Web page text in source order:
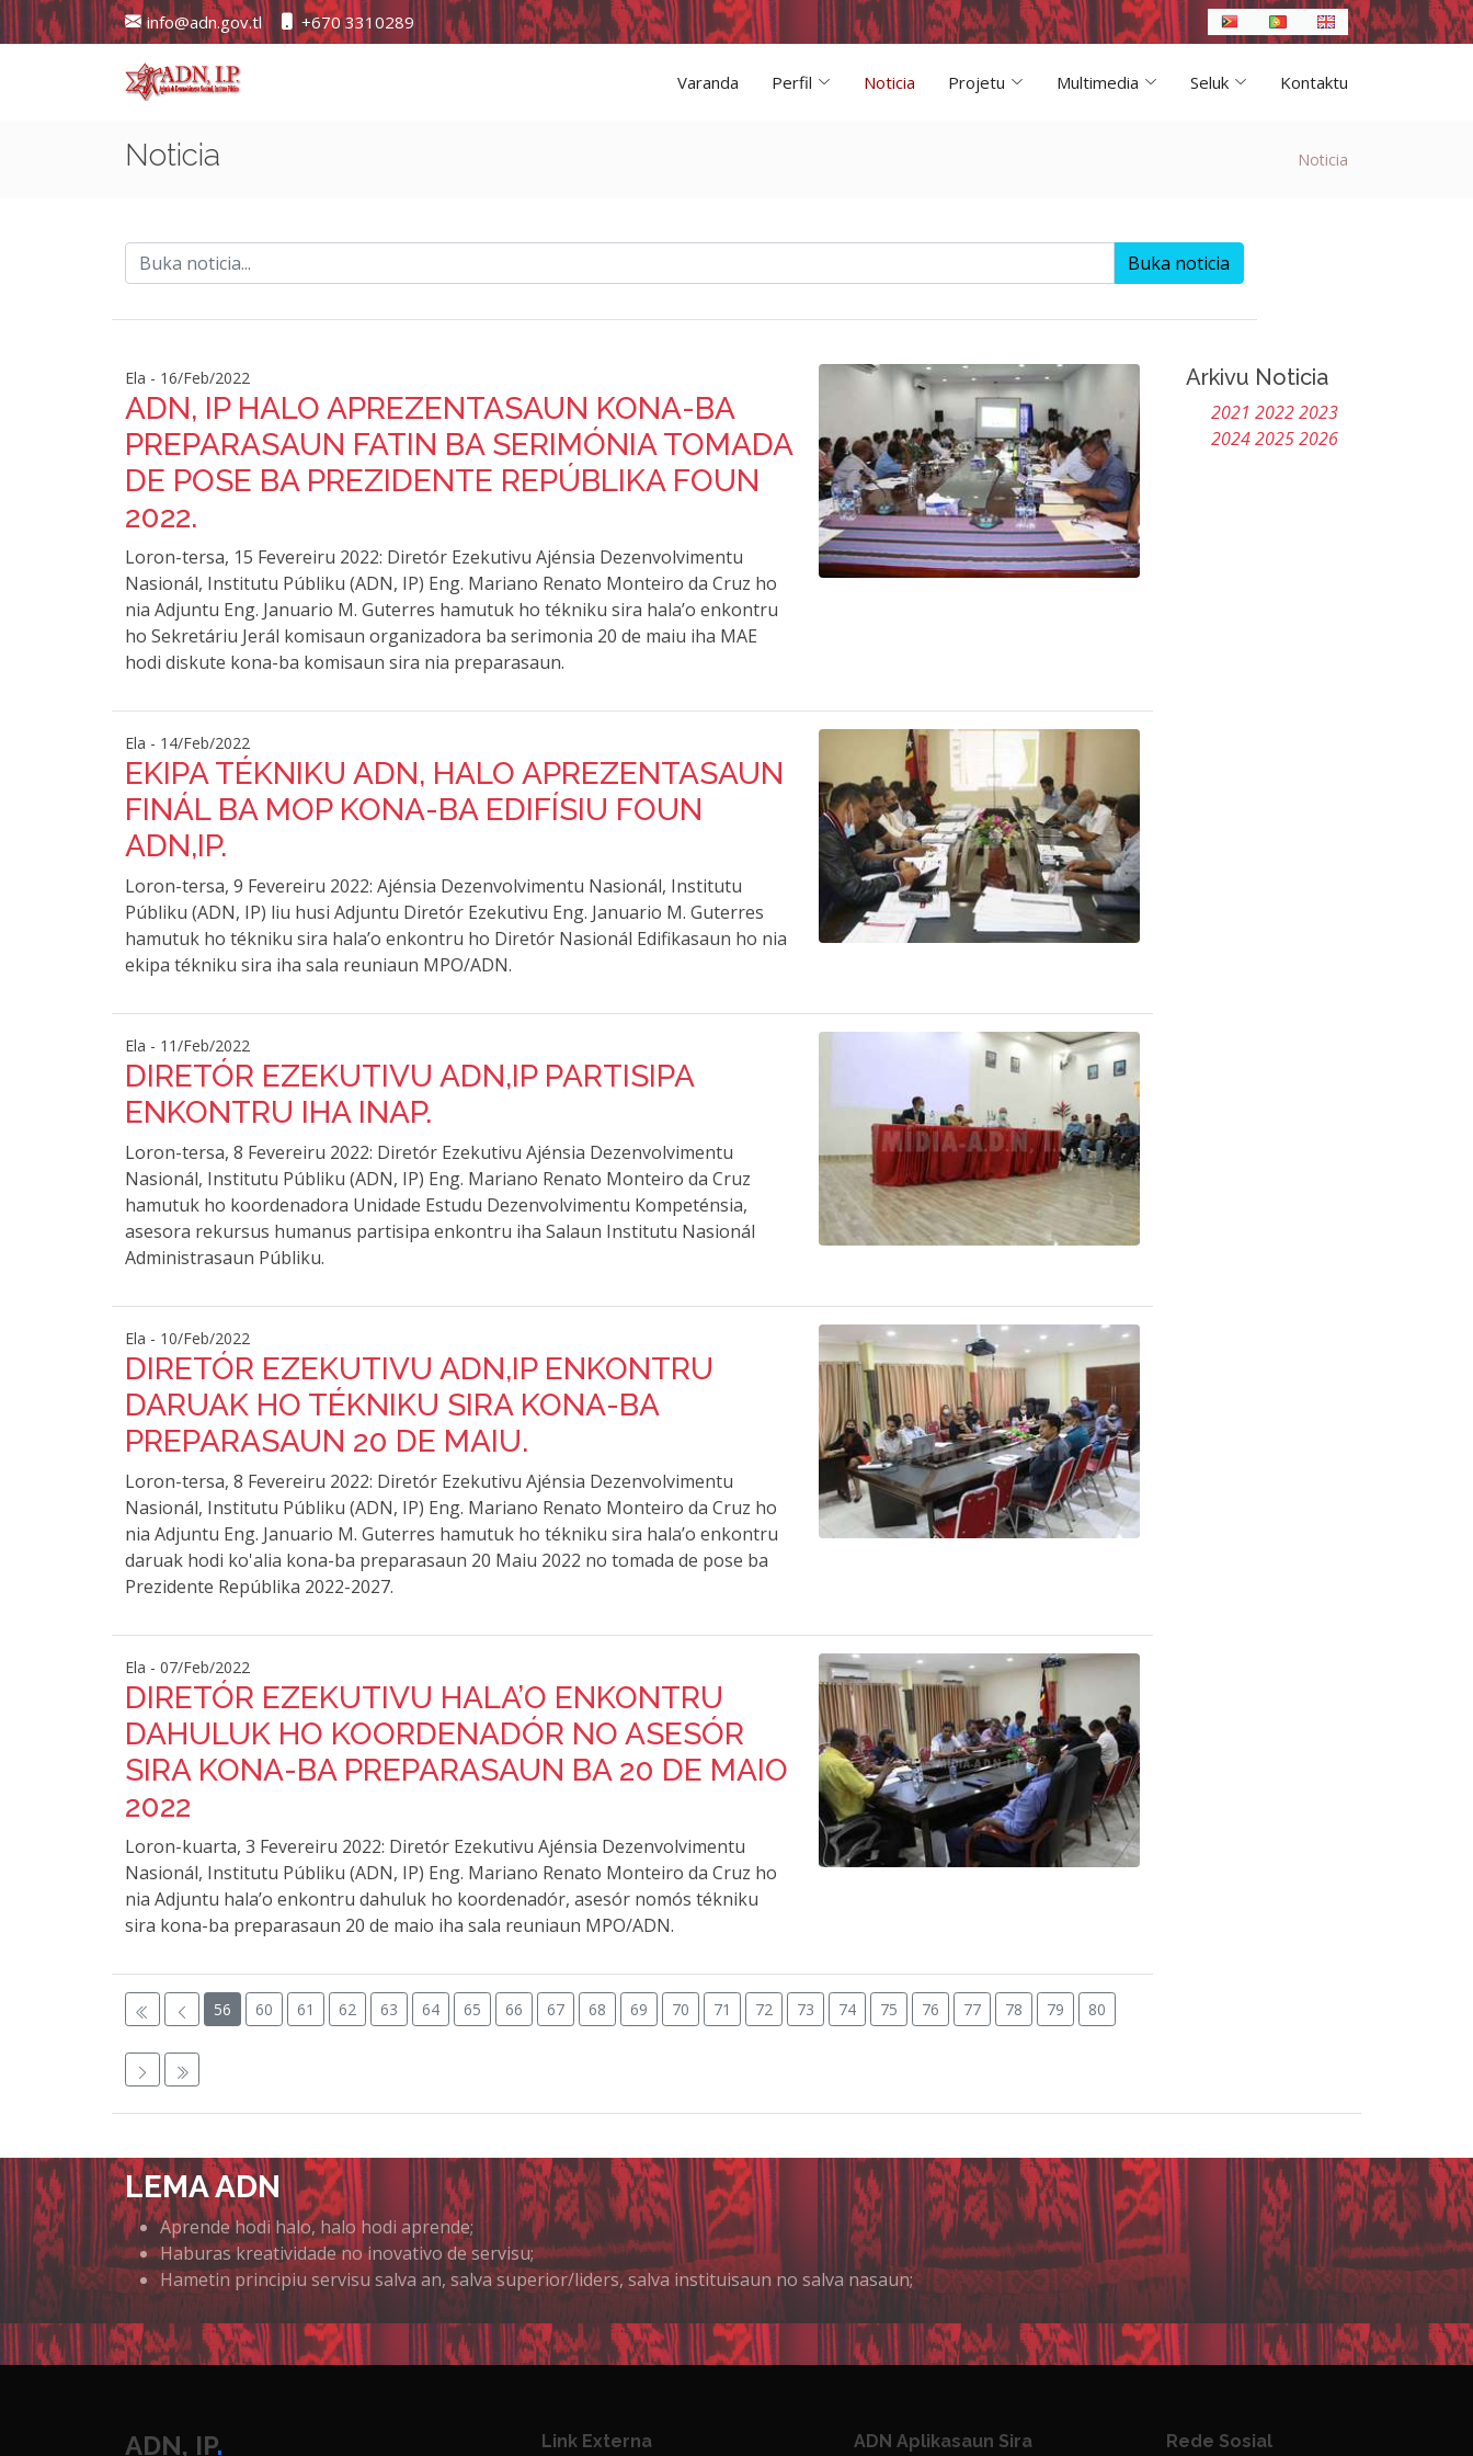
info@adn.gov.tl +670 3310289
Varanda Perfil Noticia Projetu Multimedia Seluk Kontaktu
Noticia Noticia
Buka noticia
Ela - 16/Feb/2022
ADN, IP HALO APREZENTASAUN KONA-BA
PREPARASAUN FATIN BA SERIMÓNIA TOMADA
DE POSE BA PREZIDENTE REPÚBLIKA FOUN
2022.
Loron-tersa, 15 Fevereiru 2022: Diretór Ezekutivu Ajénsia Dezenvolvimentu
Nasionál, Institutu Públiku (ADN, IP) Eng. Mariano Renato Monteiro da Cruz ho
nia Adjuntu Eng. Januario M. Guterres hamutuk ho tékniku sira hala’o enkontru
ho Sekretáriu Jerál komisaun organizadora ba serimonia 20 de maiu iha MAE
hodi diskute kona-ba komisaun sira nia preparasaun.
Ela - 14/Feb/2022
EKIPA TÉKNIKU ADN, HALO APREZENTASAUN
FINÁL BA MOP KONA-BA EDIFÍSIU FOUN
ADN,IP.
Loron-tersa, 9 Fevereiru 2022: Ajénsia Dezenvolvimentu Nasionál, Institutu
Públiku (ADN, IP) liu husi Adjuntu Diretór Ezekutivu Eng. Januario M. Guterres
hamutuk ho tékniku sira hala’o enkontru ho Diretór Nasionál Edifikasaun ho nia
ekipa tékniku sira iha sala reuniaun MPO/ADN.
Ela - 11/Feb/2022
DIRETÓR EZEKUTIVU ADN,IP PARTISIPA
ENKONTRU IHA INAP.
Loron-tersa, 8 Fevereiru 2022: Diretór Ezekutivu Ajénsia Dezenvolvimentu
Nasionál, Institutu Públiku (ADN, IP) Eng. Mariano Renato Monteiro da Cruz
hamutuk ho koordenadora Unidade Estudu Dezenvolvimentu Kompeténsia,
asesora rekursus humanus partisipa enkontru iha Salaun Institutu Nasionál
Administrasaun Públiku.
Ela - 10/Feb/2022
DIRETÓR EZEKUTIVU ADN,IP ENKONTRU
DARUAK HO TÉKNIKU SIRA KONA-BA
PREPARASAUN 20 DE MAIU.
Loron-tersa, 8 Fevereiru 2022: Diretór Ezekutivu Ajénsia Dezenvolvimentu
Nasionál, Institutu Públiku (ADN, IP) Eng. Mariano Renato Monteiro da Cruz ho
nia Adjuntu Eng. Januario M. Guterres hamutuk ho tékniku sira hala’o enkontru
daruak hodi ko'alia kona-ba preparasaun 20 Maiu 2022 no tomada de pose ba
Prezidente Repúblika 2022-2027.
Ela - 07/Feb/2022
DIRETÓR EZEKUTIVU HALA’O ENKONTRU
DAHULUK HO KOORDENADÓR NO ASESÓR
SIRA KONA-BA PREPARASAUN BA 20 DE MAIO
2022
Loron-kuarta, 3 Fevereiru 2022: Diretór Ezekutivu Ajénsia Dezenvolvimentu
Nasionál, Institutu Públiku (ADN, IP) Eng. Mariano Renato Monteiro da Cruz ho
nia Adjuntu hala’o enkontru dahuluk ho koordenadór, asesór nomós tékniku
sira kona-ba preparasaun 20 de maio iha sala reuniaun MPO/ADN.
56 60 61 62 63 64 65 66 67 68 69 70 71 72 73 74 75 76 77 78 79 80
Arkivu Noticia
2021 20222023
202420252026
LEMA ADN
Aprende hodi halo, halo hodi aprende;
Haburas kreatividade no inovativo de servisu;
Hametin principiu servisu salva an, salva superior/liders, salva instituisaun no salva nasaun;
ADN, IP. Link Externa ADN Aplikasaun Sira Rede Sosial